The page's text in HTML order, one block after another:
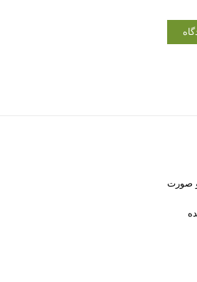
و صورت